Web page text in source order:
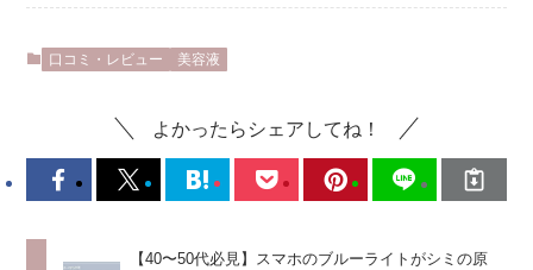
口コミ・レビュー 美容液
よかったらシェアしてね！
【40〜50代必見】スマホのブルーライトがシミの原